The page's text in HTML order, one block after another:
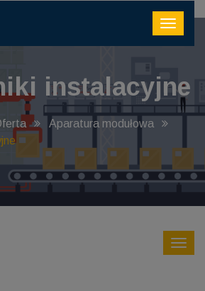
instalacyjne
Aparatura modułowa